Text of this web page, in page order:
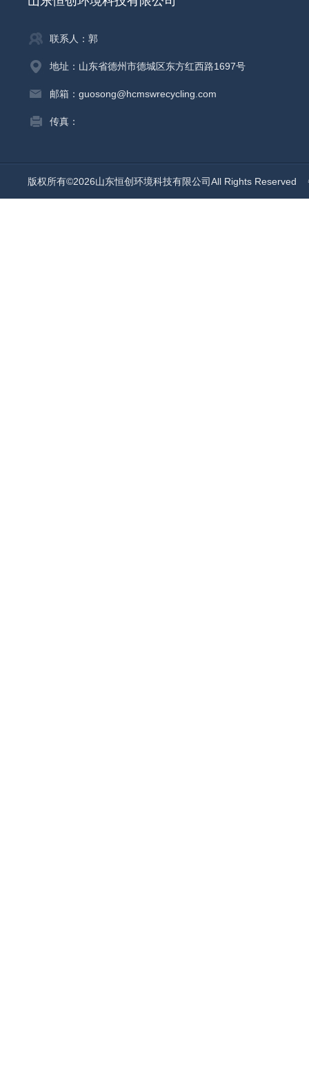
联系人：郭
地址：山东省德州市德城区东方红西路1697号
邮箱：guosong@hcmswrecycling.com
传真：
版权所有©2026山东恒创环境科技有限公司All Rights Reserved